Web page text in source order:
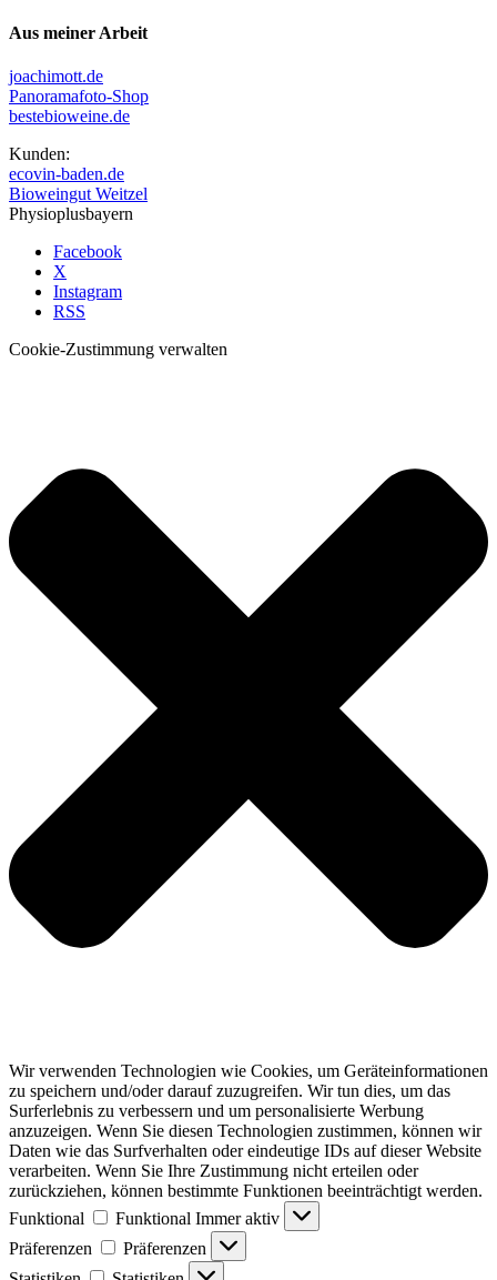
Aus meiner Arbeit
joachimott.de
Panoramafoto-Shop
bestebioweine.de
Kunden:
ecovin-baden.de
Bioweingut Weitzel
Physioplusbayern
Facebook
X
Instagram
RSS
Cookie-Zustimmung verwalten
Wir verwenden Technologien wie Cookies, um Geräteinformationen
zu speichern und/oder darauf zuzugreifen. Wir tun dies, um das
Surferlebnis zu verbessern und um personalisierte Werbung
anzuzeigen. Wenn Sie diesen Technologien zustimmen, können wir
Daten wie das Surfverhalten oder eindeutige IDs auf dieser Website
verarbeiten. Wenn Sie Ihre Zustimmung nicht erteilen oder
zurückziehen, können bestimmte Funktionen beeinträchtigt werden.
Funktional
Funktional Immer aktiv
Präferenzen
Präferenzen